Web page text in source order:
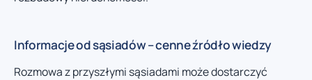
Informacje od sąsiadów – cenne źródło wiedzy
Rozmowa z przyszłymi sąsiadami może dostarczyć